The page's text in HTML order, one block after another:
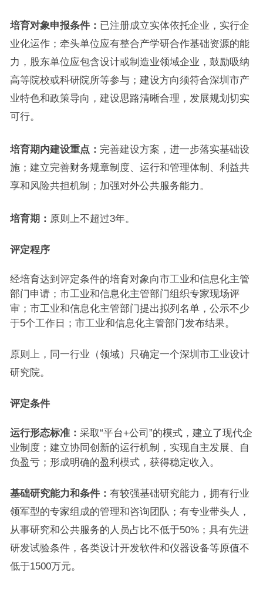
培育对象申报条件： 已注册成立实体依托企业，实行企
业化运作；牵头单位应有整合产学研合作基础资源的能
力，股东单位应包含设计或制造业领域企业，鼓励吸纳
高等院校或科研院所等参与；建设方向须符合深圳市产
业特色和政策导向，建设思路清晰合理，发展规划切实
可行。
培育期内建设重点： 完善建设方案，进一步落实基础设
施；建立完善财务规章制度、运行和管理体制、利益共
享和风险共担机制；加强对外公共服务能力。
培育期： 原则上不超过3年。
评定程序
经培育达到评定条件的培育对象向市工业和信息化主管
部门申请；市工业和信息化主管部门组织专家现场评
审；市工业和信息化主管部门提出拟列名单，公示不少
于5个工作日；市工业和信息化主管部门发布结果。
原则上，同一行业（领域）只确定一个深圳市工业设计
研究院。
评定条件
运行形态标准： 采取“平台+公司”的模式，建立了现代企
业制度；建立协同创新的运行机制，实现自主发展、自
负盈亏；形成明确的盈利模式，获得稳定收入。
基础研究能力和条件： 有较强基础研究能力，拥有行业
领军型的专家组成的管理和咨询团队；有专业带头人，
从事研究和公共服务的人员占比不低于50%；具有先进
研发试验条件，各类设计开发软件和仪器设备等原值不
低于1500万元。